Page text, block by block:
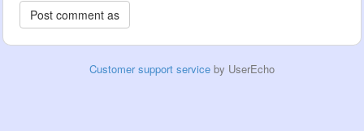
Customer support service by UserEcho